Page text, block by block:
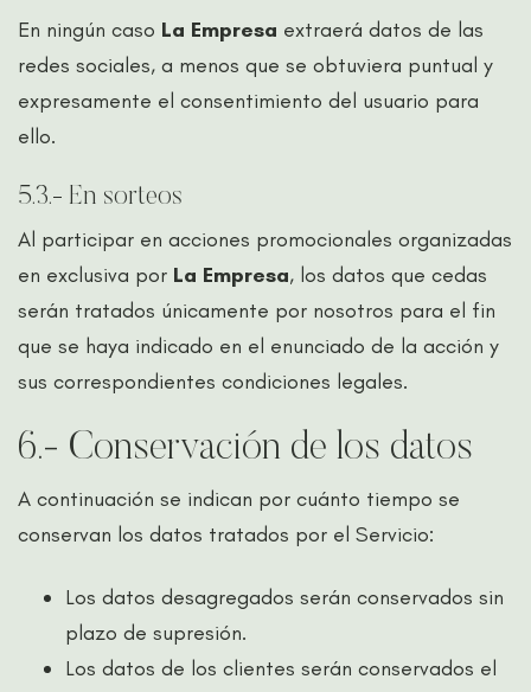
En ningún caso La Empresa extraerá datos de las
redes sociales, a menos que se obtuviera puntual y
expresamente el consentimiento del usuario para
ello.
5.3.- En sorteos
Al participar en acciones promocionales organizadas
en exclusiva por La Empresa, los datos que cedas
serán tratados únicamente por nosotros para el fin
que se haya indicado en el enunciado de la acción y
sus correspondientes condiciones legales.
6.- Conservación de los datos
A continuación se indican por cuánto tiempo se
conservan los datos tratados por el Servicio:
Los datos desagregados serán conservados sin
plazo de supresión.
Los datos de los clientes serán conservados el